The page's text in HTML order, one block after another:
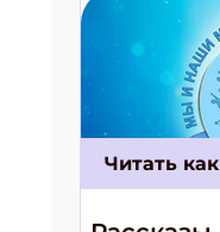
Читать